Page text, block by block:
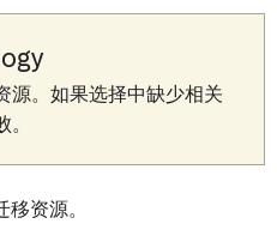
源。如果选择中缺少相关
。
移资源。